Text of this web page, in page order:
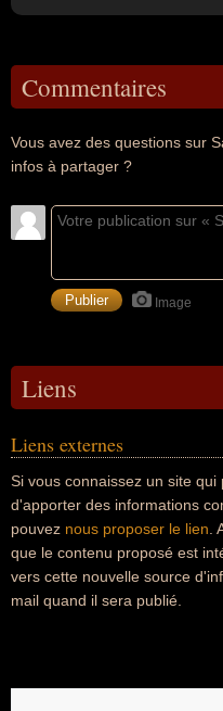
Commentaires
Vous avez des questions sur
infos à partager ?
Image
Liens
Liens externes
Si vous connaissez un site
d'apporter des informations
pouvez nous proposer le lien
que le contenu proposé est
vers cette nouvelle source
mail quand il sera publié.